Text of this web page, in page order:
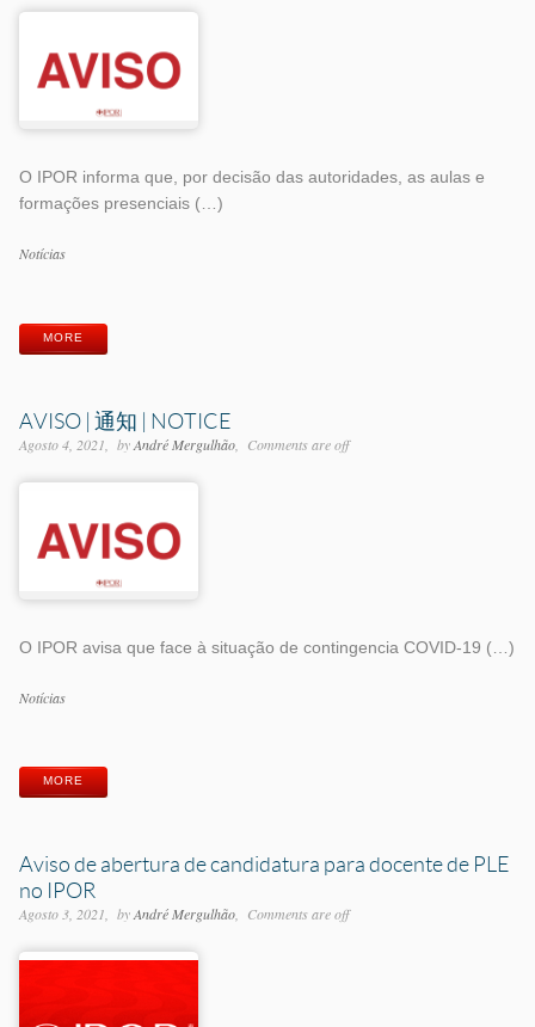
O IPOR informa que, por decisão das autoridades, as aulas e
formações presenciais (…)
Categorias
Notícias
MORE
AVISO | 通知 | NOTICE
Agosto 4, 2021 byAndré Mergulhão Comments are off
O IPOR avisa que face à situação de contingencia COVID-19 (…)
Categorias
Notícias
MORE
Aviso de abertura de candidatura para docente de PLE
no IPOR
Agosto 3, 2021 byAndré Mergulhão Comments are off